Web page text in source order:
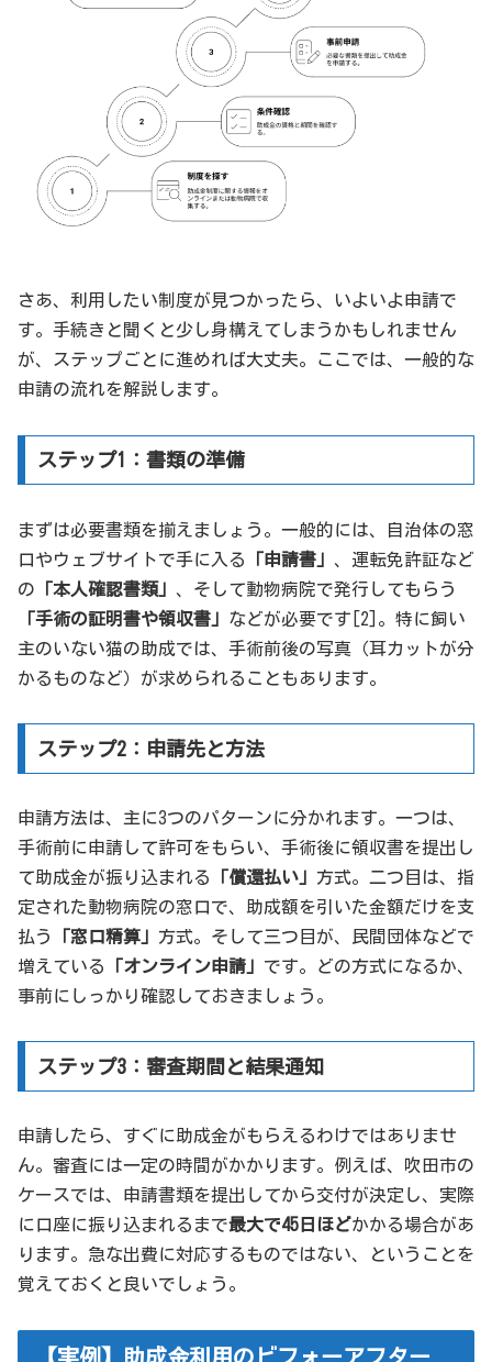
さあ、利用したい制度が見つかったら、いよいよ申請で
す。手続きと聞くと少し身構えてしまうかもしれません
が、ステップごとに進めれば大丈夫。ここでは、一般的な
申請の流れを解説します。
ステップ1：書類の準備
まずは必要書類を揃えましょう。一般的には、自治体の窓
口やウェブサイトで手に入る
「申請書」 、運転免許証など
の 「本人確認書類」 、そして動物病院で発行してもらう
「手術の証明書や領収書」 などが必要です[2]。特に飼い
主のいない猫の助成では、手術前後の写真（耳カットが分
かるものなど）が求められることもあります。
ステップ2：申請先と方法
申請方法は、主に3つのパターンに分かれます。一つは、
手術前に申請して許可をもらい、手術後に領収書を提出し
て助成金が振り込まれる
「償還払い」 方式。二つ目は、指
定された動物病院の窓口で、助成額を引いた金額だけを支
払う
「窓口精算」 方式。そして三つ目が、民間団体などで
増えている
「オンライン申請」 です。どの方式になるか、
事前にしっかり確認しておきましょう。
ステップ3：審査期間と結果通知
申請したら、すぐに助成金がもらえるわけではありませ
ん。審査には一定の時間がかかります。例えば、吹田市の
ケースでは、申請書類を提出してから交付が決定し、実際
に口座に振り込まれるまで最大で45日ほどかかる場合があ
ります。急な出費に対応するものではない、ということを
覚えておくと良いでしょう。
【実例】助成金利用のビフォーアフター